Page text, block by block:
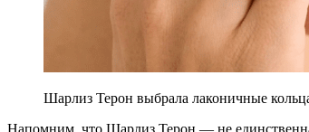
Шарлиз Терон выбрала лаконичные
Напомним, что Шарлиз Терон — не